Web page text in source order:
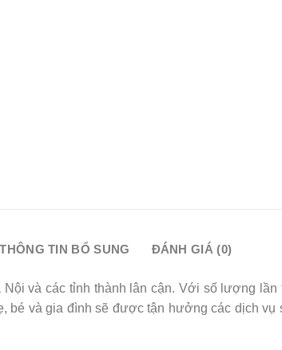
THÔNG TIN BỔ SUNG ĐÁNH GIÁ (0)
và các tỉnh thành lân cận. Với số lượng
và gia đình sẽ được tận hưởng các dịch